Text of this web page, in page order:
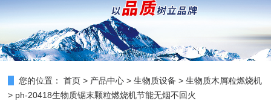
您的位置： 首页 > 产品中心 >生物质设备 >生物质木屑粒燃烧机
> ph-20418生物质锯末颗粒燃烧机节能无烟不回火